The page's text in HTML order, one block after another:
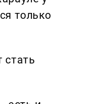
только
стать